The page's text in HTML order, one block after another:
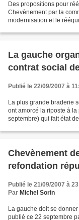
Des propositions pour
Chevènement par la
modernisation et le
La gauche
contrat social
Publié le 22/09/2007 à
La plus grande braderie
ont amorcé la riposte à
septembre) qui fait état
Chevènement
refondation
Publié le 21/09/2007 à
Par Michel Sorin
La gauche doit se
publié ce 22 septembre